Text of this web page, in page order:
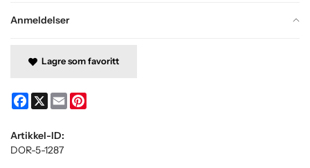
Anmeldelser
Lagre som favoritt
Facebook
X Email
Artikkel-ID:
DOR-5-1287